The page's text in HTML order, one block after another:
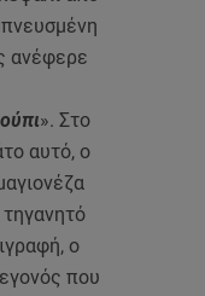
ανέφερε
». Στο
αυτό, ο
ο
που